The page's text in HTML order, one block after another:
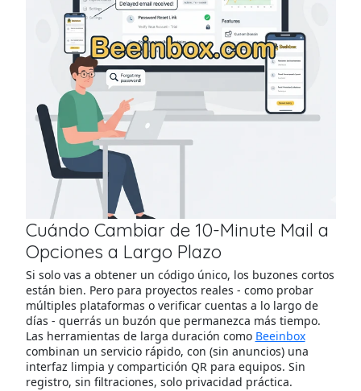
Cuándo Cambiar de 10-Minute Mail a
Opciones a Largo Plazo
Si solo vas a obtener un código único, los buzones cortos
están bien. Pero para proyectos reales - como probar
múltiples plataformas o verificar cuentas a lo largo de
días - querrás un buzón que permanezca más tiempo.
Las herramientas de larga duración como Beeinbox
combinan un servicio rápido, con (sin anuncios) una
interfaz limpia y compartición QR para equipos. Sin
registro, sin filtraciones, solo privacidad práctica.